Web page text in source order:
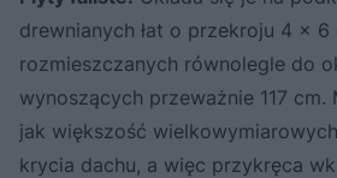
drewnianych łat o przekroju 4 x 6
rozmieszczanych równolegle do
wynoszących przeważnie 117 cm.
jak większość
krycia dachu, a więc przykręca